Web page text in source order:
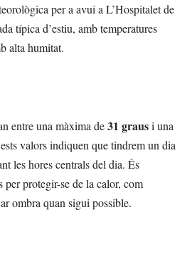
per a avui a L’Hospitalet de
típica d’estiu, amb temperatures
alta humitat.
entre una màxima de31 grausi una
valors indiquen que tindrem un dia
les hores centrals del dia. És
per protegir-se de la calor, com
ombra quan sigui possible.